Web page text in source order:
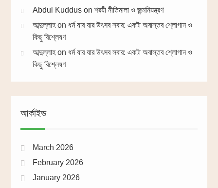
Abdul Kudduson শরয়ী নীতিমালা ও জন্মনিয়ন্ত্রণ
আব্দুল্লাহon ধর্ম যার যার উৎসব সবার: একটা অবাস্তব শ্লোগান ও
কিছু বিশ্লেষণ
আব্দুল্লাহon ধর্ম যার যার উৎসব সবার: একটা অবাস্তব শ্লোগান ও
কিছু বিশ্লেষণ
আর্কাইভ
March 2026
February 2026
January 2026